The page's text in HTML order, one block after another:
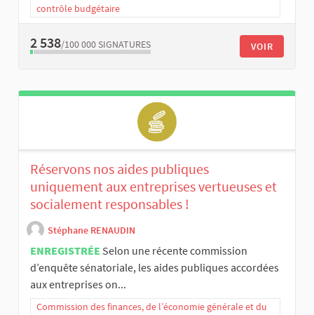
contrôle budgétaire
2 538/100 000 SIGNATURES VOIR
Réservons nos aides publiques
uniquement aux entreprises vertueuses et
socialement responsables !
Stéphane RENAUDIN
ENREGISTRÉE Selon une récente commission
d’enquête sénatoriale, les aides publiques accordées
aux entreprises on...
Commission des finances, de l’économie générale et du